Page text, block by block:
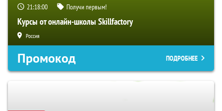
21:17:59 Получи первым!
Курсы от онлайн-школы Skillfactory
Россия
Промокод ПОДРОБНЕЕ